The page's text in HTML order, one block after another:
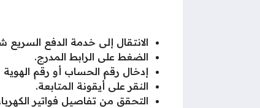
الانتقال إلى خدمة الدفع السريع
الضغط على الرابط المدرج.
إدخال رقم الحساب أو رقم الهوية
النقر على أيقونة المتابعة.
التحقق من تفاصيل فواتير